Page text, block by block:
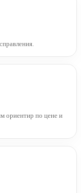
ориентир по цене и